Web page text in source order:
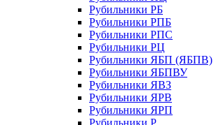
Рубильники РБ
Рубильники РПБ
Рубильники РПС
Рубильники РЦ
Рубильники ЯБП (ЯБПВ)
Рубильники ЯБПВУ
Рубильники ЯВЗ
Рубильники ЯРВ
Рубильники ЯРП
Рубильники Р